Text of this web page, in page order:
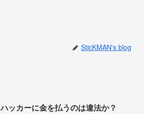
SticKMAN's blog
ハッカーに金を払うのは違法か？